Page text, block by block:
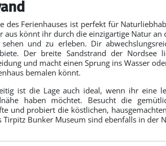
des Ferienhauses ist perfekt für
aus könnt ihr durch die einzigartige Natur
und zu erleben. Dir
Der breite Sandstrand der
und macht einen Sprung ins Wasser
bemalen könnt.
ist die Lage auch ideal, wenn ihr eine
haben möchtet. Besucht die
und probiert die köstlichen,
Tirpitz Bunker Museum sind ebenfalls in der